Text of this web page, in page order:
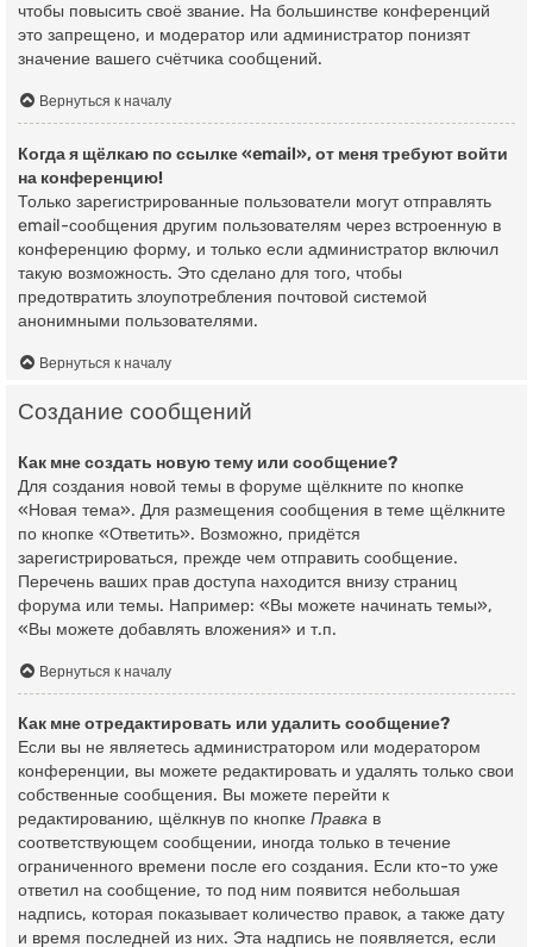
чтобы повысить своё звание. На большинстве конференций
это запрещено, и модератор или администратор понизят
значение вашего счётчика сообщений.
Вернуться к началу
Когда я щёлкаю по ссылке «email», от меня требуют войти
на конференцию!
Только зарегистрированные пользователи могут отправлять
email-сообщения другим пользователям через встроенную в
конференцию форму, и только если администратор включил
такую возможность. Это сделано для того, чтобы
предотвратить злоупотребления почтовой системой
анонимными пользователями.
Вернуться к началу
Создание сообщений
Как мне создать новую тему или сообщение?
Для создания новой темы в форуме щёлкните по кнопке
«Новая тема». Для размещения сообщения в теме щёлкните
по кнопке «Ответить». Возможно, придётся
зарегистрироваться, прежде чем отправить сообщение.
Перечень ваших прав доступа находится внизу страниц
форума или темы. Например: «Вы можете начинать темы»,
«Вы можете добавлять вложения» и т.п.
Вернуться к началу
Как мне отредактировать или удалить сообщение?
Если вы не являетесь администратором или модератором
конференции, вы можете редактировать и удалять только свои
собственные сообщения. Вы можете перейти к
редактированию, щёлкнув по кнопке Правка в
соответствующем сообщении, иногда только в течение
ограниченного времени после его создания. Если кто-то уже
ответил на сообщение, то под ним появится небольшая
надпись, которая показывает количество правок, а также дату
и время последней из них. Эта надпись не появляется, если